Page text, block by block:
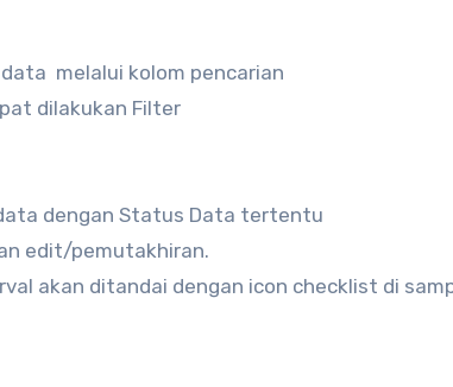
melalui kolom pencarian
dilakukan Filter
dengan Status Data tertentu
edit/pemutakhiran.
akan ditandai dengan icon checklist di